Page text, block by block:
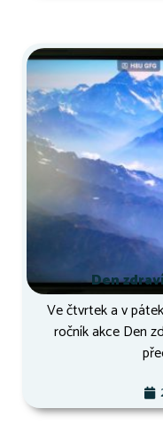
Den
Ve čtvrtek a v
ročník akce Den